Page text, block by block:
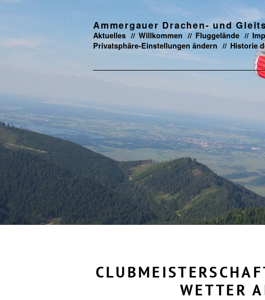
Ammergauer Drachen- und
Aktuelles Willkommen Fluggelände
Privatsphäre-Einstellungen ändern
Historie
WETTER